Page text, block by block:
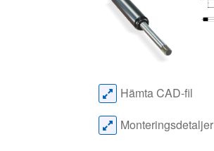
Hämta CAD-fil
Monteringsdetaljer